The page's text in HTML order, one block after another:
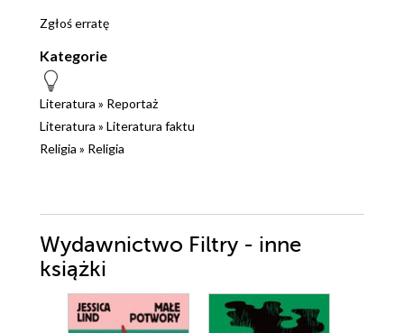
Zgłoś erratę
Kategorie
Literatura » Reportaż
Literatura » Literatura faktu
Religia » Religia
Wydawnictwo Filtry - inne
książki